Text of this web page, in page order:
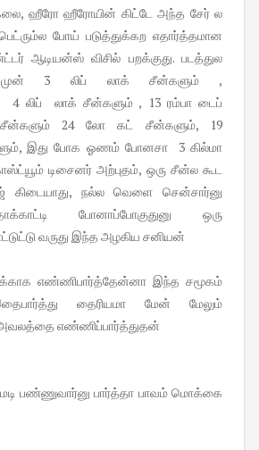
ஹீரோ ஹீரோயின் கிட்டே அந்த சேர் ல
போய் படுத்துக்கற எதார்த்தமான
ஆடியன்ஸ் விசில் பறக்குது. படத்துல
முன் 3 லிப் லாக் சீன்களும் ,
4 லிப் லாக் சீன்களும் , 13 ரம்பா டைப்
24 லோ கட் சீன்களும், 19
இது போக ஓணம் போனசா 3 கில்மா
டிசைனர் அற்புதம், ஒரு சீன்ல கூட
கிடையாது, நல்ல வெளை சென்சார்னு
போனாப்போகுதுனு ஒரு
வருது இந்த அழகிய சனியன்
எண்ணிபார்த்தேன்னா இந்த சமூகம்
தைரியமா மேன் மேலும்
எண்ணிப்பார்த்துதன்
பண்ணுவார்னு பார்த்தா பாவம் மொக்கை